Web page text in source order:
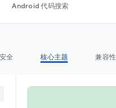
Android 代码搜索
安全 核心主题 兼容性